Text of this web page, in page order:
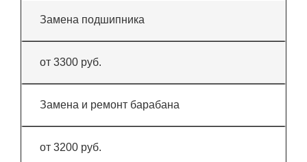
Замена подшипника
от 3300 руб.
Замена и ремонт барабана
от 3200 руб.